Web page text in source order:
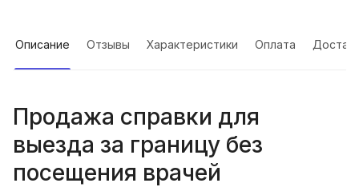
Описание Отзывы Характеристики Оплата
Продажа справки для
выезда за границу без
посещения врачей